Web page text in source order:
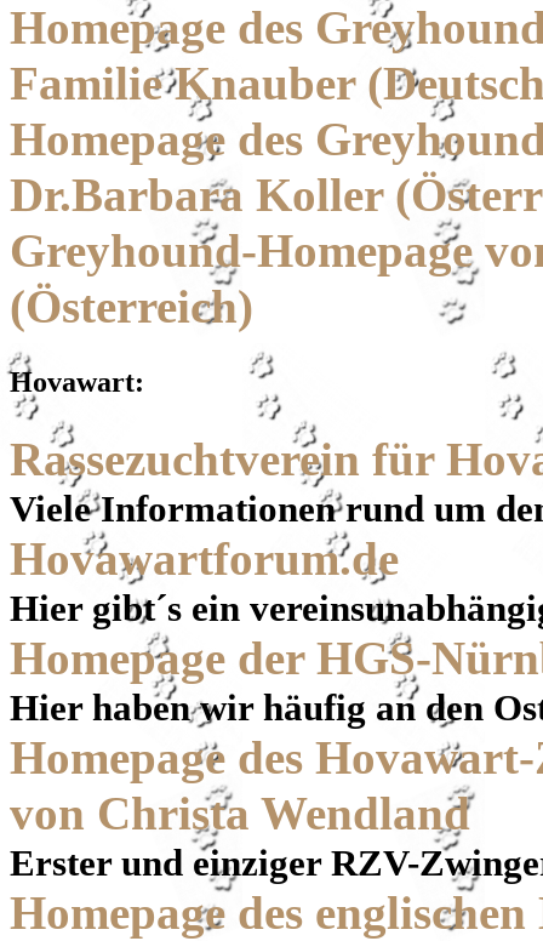
Homepage des
Familie Knauber
Homepage des
Dr.Barbara Koller
Greyhound-Homepage
(Österreich)
Hovawart:
Rassezuchtverein für
Viele Informationen rund um
Hovawartforum.de
Hier gibt´s ein
Homepage der HGS-
Hier haben wir häufig an den
Homepage des
von Christa Wendland
Erster und einziger RZV-
Homepage des